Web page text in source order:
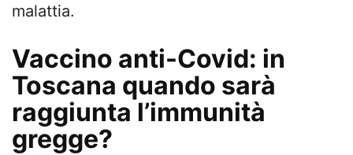
malattia.
Vaccino anti-Covid: in
Toscana quando sarà
raggiunta l’immunità
gregge?